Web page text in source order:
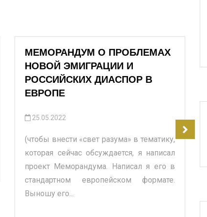
МЕМОРАНДУМ О ПРОБЛЕМАХ
НОВОЙ ЭМИГРАЦИИ И
РОССИЙСКИХ ДИАСПОР В
ЕВРОПЕ
25.05.2022
(чтобы внести «свет разума» в тематику,
которая сейчас обсуждается, я написал
проект Меморандума. Написал я его в
стандартном европейском формате.
Выношу его...